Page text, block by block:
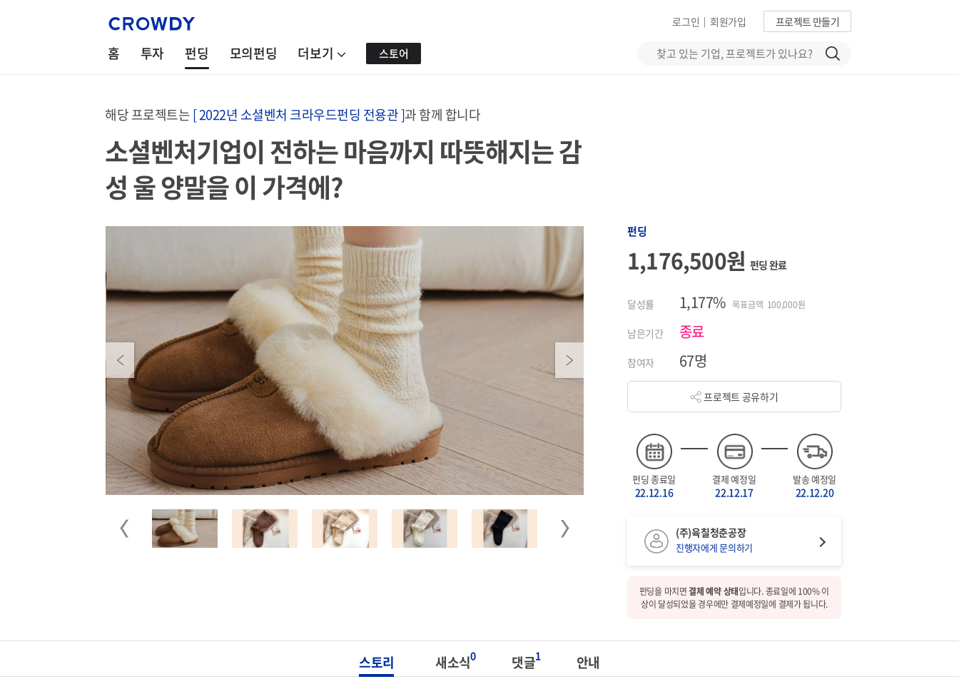
프로젝트 만들기
회원가입
|
로그인
홈 투자 펀딩 모의펀딩 더보기 스토어
해당 프로젝트는[ 2022년 소셜벤처 크라우드펀딩 전용관 ]과 함께 합니다
소셜벤처기업이 전하는 마음까지 따뜻해지는 감
성 울 양말을 이 가격에?
Previous Next
Previous Next
펀딩
1,176,500원펀딩 완료
달성률 1,177% 목표금액 100,000원
남은기간 종료
참여자 67명
프로젝트 공유하기
펀딩 종료일
22.12.16
결제 예정일
22.12.17
발송 예정일
22.12.20
(주)육칠청춘공장
진행자에게 문의하기
펀딩을 마치면결제 예약 상태입니다. 종료일에 100% 이
상이 달성되었을 경우에만 결제예정일에 결제가 됩니다.
스토리 새소식0 댓글1 안내